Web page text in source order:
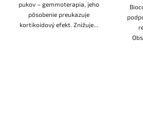
pukov – gemmoterapia, jeho
pôsobenie preukazuje
kortikoidový efekt. Znižuje...